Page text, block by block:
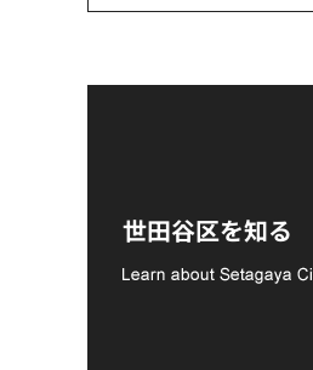
世田谷区を知る
支援金の募集につい
て